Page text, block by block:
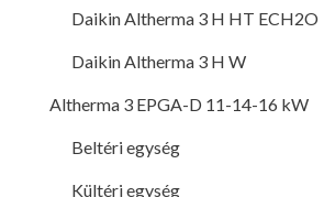
Daikin Altherma 3 H HT ECH2O
Daikin Altherma 3 H W
Altherma 3 EPGA-D 11-14-16 kW
Beltéri egység
Kültéri egység